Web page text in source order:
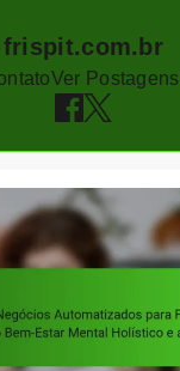
frispit.com.br
Ver Postagens